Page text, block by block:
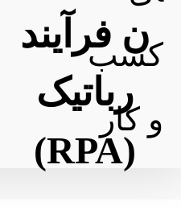
ن فرآیند
رباتیک
(RPA)